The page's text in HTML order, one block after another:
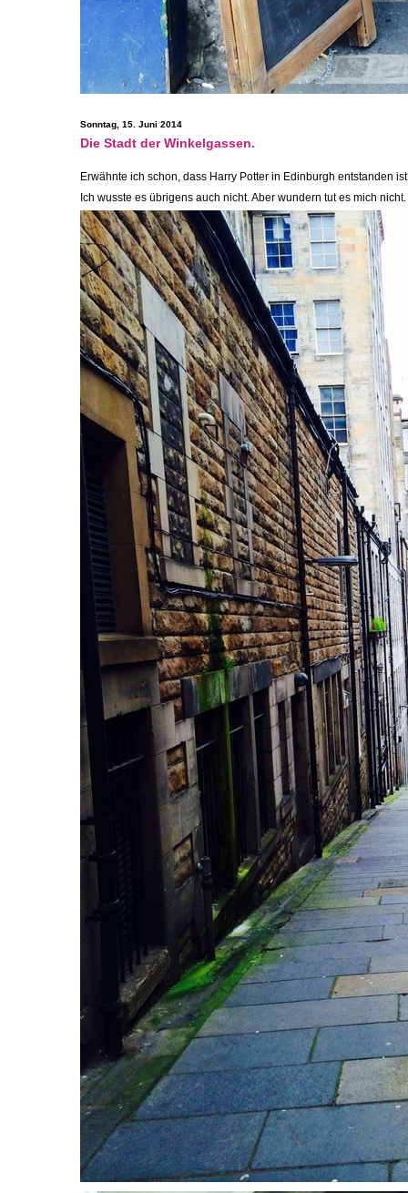
Sonntag, 15. Juni 2014
Die Stadt der Winkelgassen.
Erwähnte ich schon, dass Harry Potter in Edinburgh entstanden
Ich wusste es übrigens auch nicht. Aber wundern tut es mich